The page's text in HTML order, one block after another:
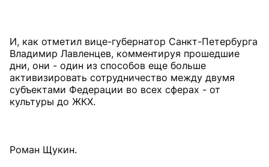
И, как отметил вице-губернатор Санкт-Петербурга
Владимир Лавленцев, комментируя прошедшие
дни, они - один из способов еще больше
активизировать сотрудничество между двумя
субъектами Федерации во всех сферах - от
культуры до ЖКХ.
Роман Щукин.